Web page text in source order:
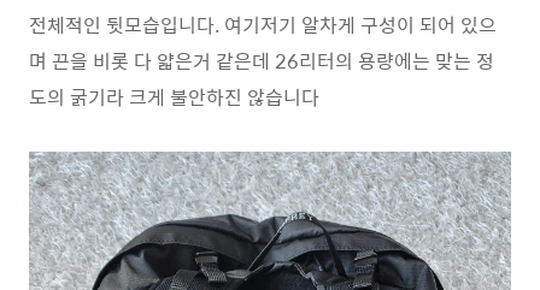
전체적인 뒷모습입니다. 여기저기 알차게 구성이 되어 있으
며 끈을 비롯 다 얇은거 같은데 26리터의 용량에는 맞는 정
도의 굵기라 크게 불안하진 않습니다